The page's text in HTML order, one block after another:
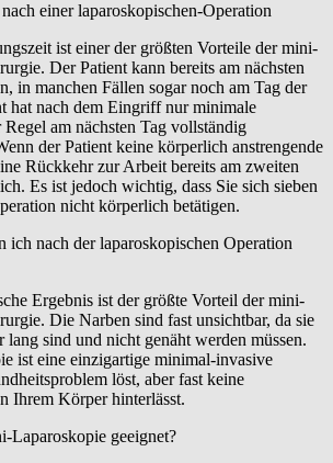
einer laparoskopischen-Operation
ist einer der größten Vorteile der mini-
Der Patient kann bereits am nächsten
in manchen Fällen sogar noch am Tag der
hat nach dem Eingriff nur minimale
am nächsten Tag vollständig
der Patient keine körperlich anstrengende
Rückkehr zur Arbeit bereits am zweiten
Es ist jedoch wichtig, dass Sie sich sieben
nicht körperlich betätigen.
ich nach der laparoskopischen Operation
Ergebnis ist der größte Vorteil der mini-
Die Narben sind fast unsichtbar, da sie
sind und nicht genäht werden müssen.
ist eine einzigartige minimal-invasive
löst, aber fast keine
Ihrem Körper hinterlässt.
Laparoskopie geeignet?